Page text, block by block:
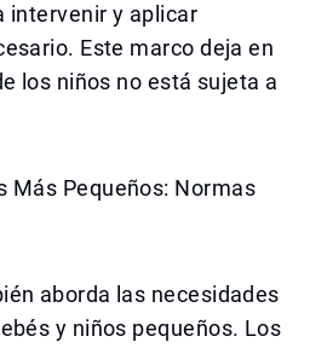
intervenir y aplicar
Este marco deja en
los niños no está sujeta a
Más Pequeños: Normas
aborda las necesidades
y niños pequeños. Los